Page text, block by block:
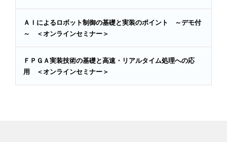
ＡＩによるロボット制御の基礎と実装のポイント ～デモ付
～ ＜オンラインセミナー＞
ＦＰＧＡ実装技術の基礎と高速・リアルタイム処理への応
用 ＜オンラインセミナー＞